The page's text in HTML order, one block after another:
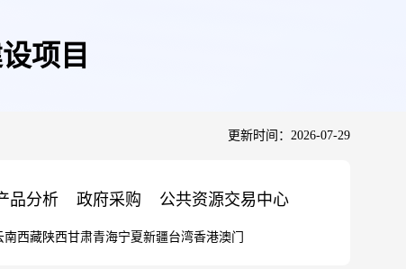
项目
更新时间：2026-07-29
品分析 政府采购 公共资源交易中心
南西藏陕西甘肃青海宁夏新疆台湾香港澳门